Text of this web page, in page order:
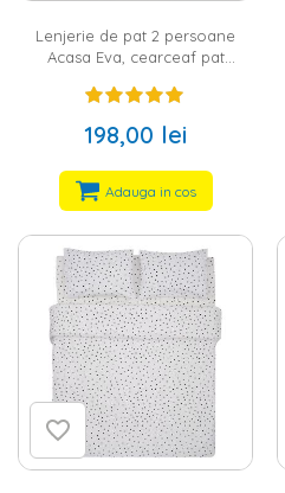
Lenjerie de pat 2 persoane
Acasa Eva, cearceaf pat
200x220 cm, 2 fete perna 50x70
multicolor
198,00 lei
Adauga in cos